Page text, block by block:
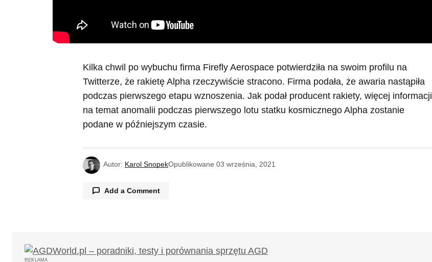
Kilka chwil po wybuchu firma Firefly Aerospace potwierdziła na swoim profilu na
Twitterze, że rakietę Alpha rzeczywiście stracono. Firma podała, że awaria nastąpiła
podczas pierwszego etapu wznoszenia. Jak podał producent rakiety, więcej informacji
na temat anomalii podczas pierwszego lotu statku kosmicznego Alpha zostanie
podane w późniejszym czasie.
Autor: Karol SnopekOpublikowane 03 września, 2021
Add a Comment
REKLAMA